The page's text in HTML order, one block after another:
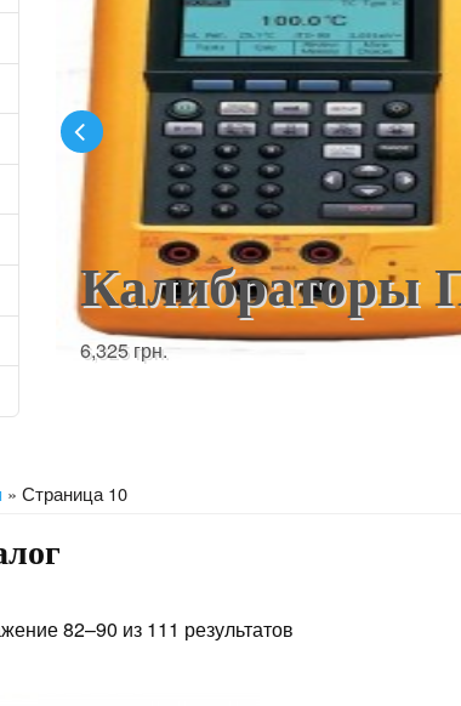
Калибраторы
6,325грн.
» Страница 10
82–90 из 111 результатов